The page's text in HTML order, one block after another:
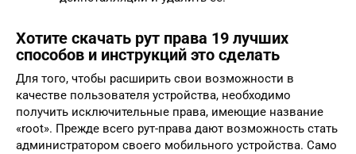
Хотите скачать рут права 19 лучших
способов и инструкций это сделать
Для того, чтобы расширить свои возможности в
качестве пользователя устройства, необходимо
получить исключительные права, имеющие название
«root». Прежде всего рут-права дают возможность стать
администратором своего мобильного устройства. Само